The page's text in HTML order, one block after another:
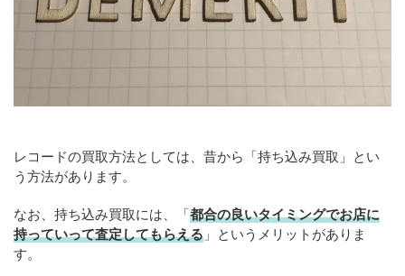
レコードの買取方法としては、昔から「持ち込み買取」とい
う方法があります。
なお、持ち込み買取には、「都合の良いタイミングでお店に
持っていって査定してもらえる 」というメリットがありま
す。